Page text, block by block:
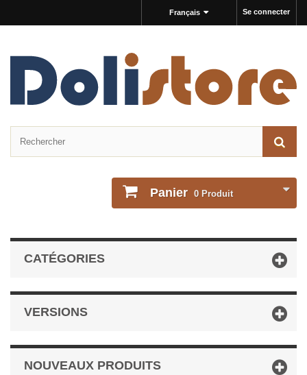
Se connecter
Français
Panier 0 Produit
CATÉGORIES
VERSIONS
NOUVEAUX PRODUITS